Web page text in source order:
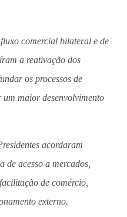
comercial bilateral e de
a reativação dos
os processos de
maior desenvolvimento
acordaram
de acesso a mercados,
de comércio,
externo.